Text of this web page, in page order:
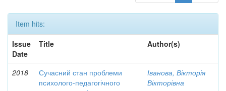
Item hits:
Issue
Date
Title Author(s)
2018
Сучасний стан проблеми
психолого-педагогічного
Іванова, Вікторія
Вікторівна